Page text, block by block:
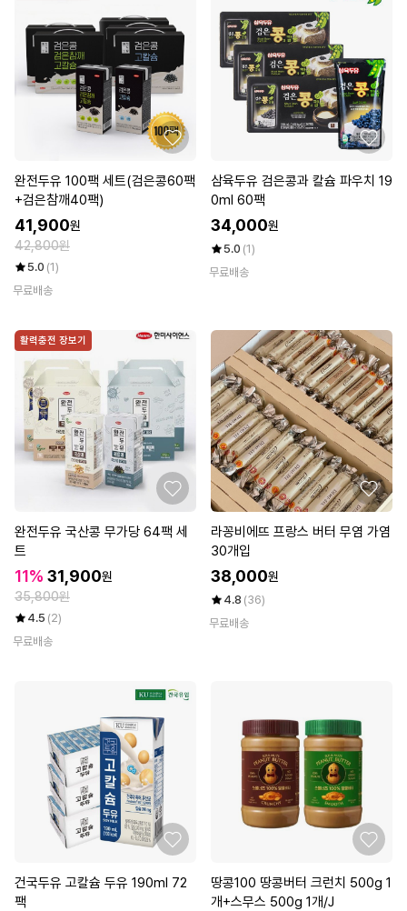
완전두유 100팩 세트(검은콩60팩
+검은참깨40팩)
41,900원
42,800원
5.0 (1)
무료배송
삼육두유 검은콩과 칼슘 파우치 19
0ml 60팩
34,000원
5.0 (1)
무료배송
활력충전 장보기
완전두유 국산콩 무가당 64팩 세
트
11% 31,900원
35,800원
4.5 (2)
무료배송
라꽁비에뜨 프랑스 버터 무염 가염
30개입
38,000원
4.8 (36)
무료배송
건국두유 고칼슘 두유 190ml 72
팩
땅콩100 땅콩버터 크런치 500g 1
개+스무스 500g 1개/J